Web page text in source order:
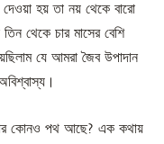
দেওয়া হয় তা নয় থেকে বারো
থেকে চার মাসের বেশি
যে আমরা জৈব উপাদান
কোনও পথ আছে? এক কথায়